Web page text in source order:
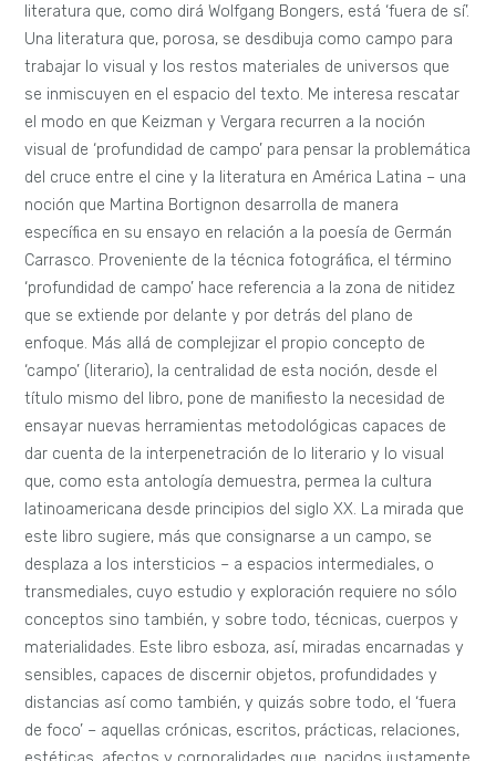
literatura que, como dirá Wolfgang Bongers, está ‘fuera de sí’.
Una literatura que, porosa, se desdibuja como campo para
trabajar lo visual y los restos materiales de universos que
se inmiscuyen en el espacio del texto. Me interesa rescatar
el modo en que Keizman y Vergara recurren a la noción
visual de ‘profundidad de campo’ para pensar la problemática
del cruce entre el cine y la literatura en América Latina – una
noción que Martina Bortignon desarrolla de manera
específica en su ensayo en relación a la poesía de Germán
Carrasco. Proveniente de la técnica fotográfica, el término
‘profundidad de campo’ hace referencia a la zona de nitidez
que se extiende por delante y por detrás del plano de
enfoque. Más allá de complejizar el propio concepto de
‘campo’ (literario), la centralidad de esta noción, desde el
título mismo del libro, pone de manifiesto la necesidad de
ensayar nuevas herramientas metodológicas capaces de
dar cuenta de la interpenetración de lo literario y lo visual
que, como esta antología demuestra, permea la cultura
latinoamericana desde principios del siglo XX. La mirada que
este libro sugiere, más que consignarse a un campo, se
desplaza a los intersticios – a espacios intermediales, o
transmediales, cuyo estudio y exploración requiere no sólo
conceptos sino también, y sobre todo, técnicas, cuerpos y
materialidades. Este libro esboza, así, miradas encarnadas y
sensibles, capaces de discernir objetos, profundidades y
distancias así como también, y quizás sobre todo, el ‘fuera
de foco’ – aquellas crónicas, escritos, prácticas, relaciones,